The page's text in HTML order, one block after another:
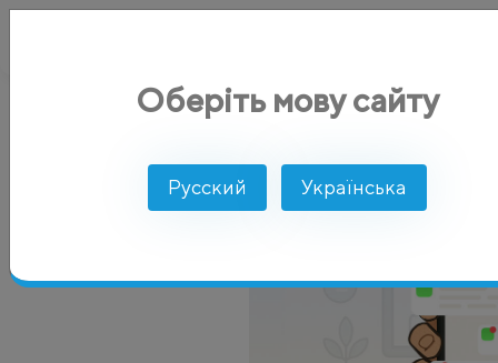
SMS рассылка Роль SMS-маркетинга
Оберіть мову сайту
Русский Українська